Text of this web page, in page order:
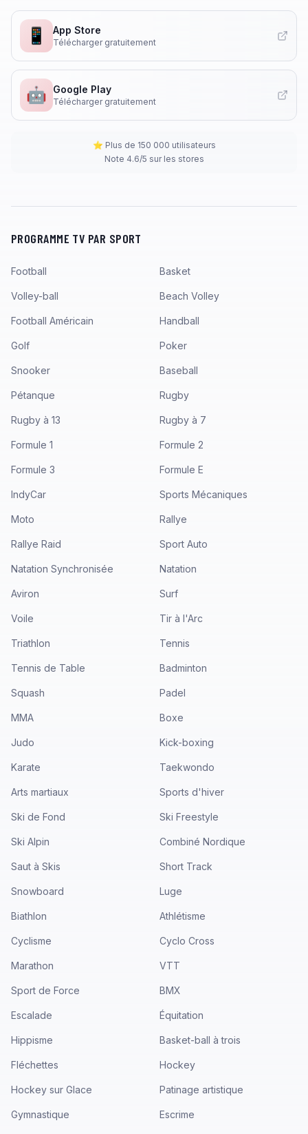
📱 App Store
Télécharger gratuitement
🤖 Google Play
Télécharger gratuitement
⭐ Plus de 150 000 utilisateurs
Note 4.6/5 sur les stores
PROGRAMME TV PAR SPORT
Football Basket
Volley-ball Beach Volley
Football Américain Handball
Golf Poker
Snooker Baseball
Pétanque Rugby
Rugby à 13 Rugby à 7
Formule 1 Formule 2
Formule 3 Formule E
IndyCar Sports Mécaniques
Moto Rallye
Rallye Raid Sport Auto
Natation Synchronisée Natation
Aviron Surf
Voile Tir à l'Arc
Triathlon Tennis
Tennis de Table Badminton
Squash Padel
MMA Boxe
Judo Kick-boxing
Karate Taekwondo
Arts martiaux Sports d'hiver
Ski de Fond Ski Freestyle
Ski Alpin Combiné Nordique
Saut à Skis Short Track
Snowboard Luge
Biathlon Athlétisme
Cyclisme Cyclo Cross
Marathon VTT
Sport de Force BMX
Escalade Équitation
Hippisme Basket-ball à trois
Fléchettes Hockey
Hockey sur Glace Patinage artistique
Gymnastique Escrime